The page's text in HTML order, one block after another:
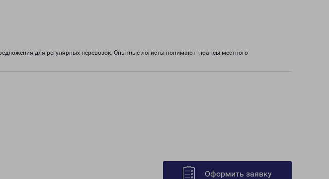
для регулярных перевозок. Опытные логисты понимают нюансы местного
Оформить заявку